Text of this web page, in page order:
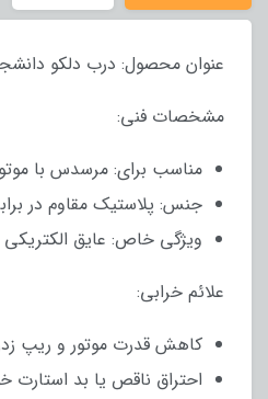
عنوان محصول: درب دلکو
مشخصات فنی:
مناسب برای: مرسدس با موتور
جنس: پلاستیک مقاوم در
ویژگی خاص: عایق الکتریکی
علائم خرابی:
کاهش قدرت موتور و ریپ
احتراق ناقص یا بد استارت